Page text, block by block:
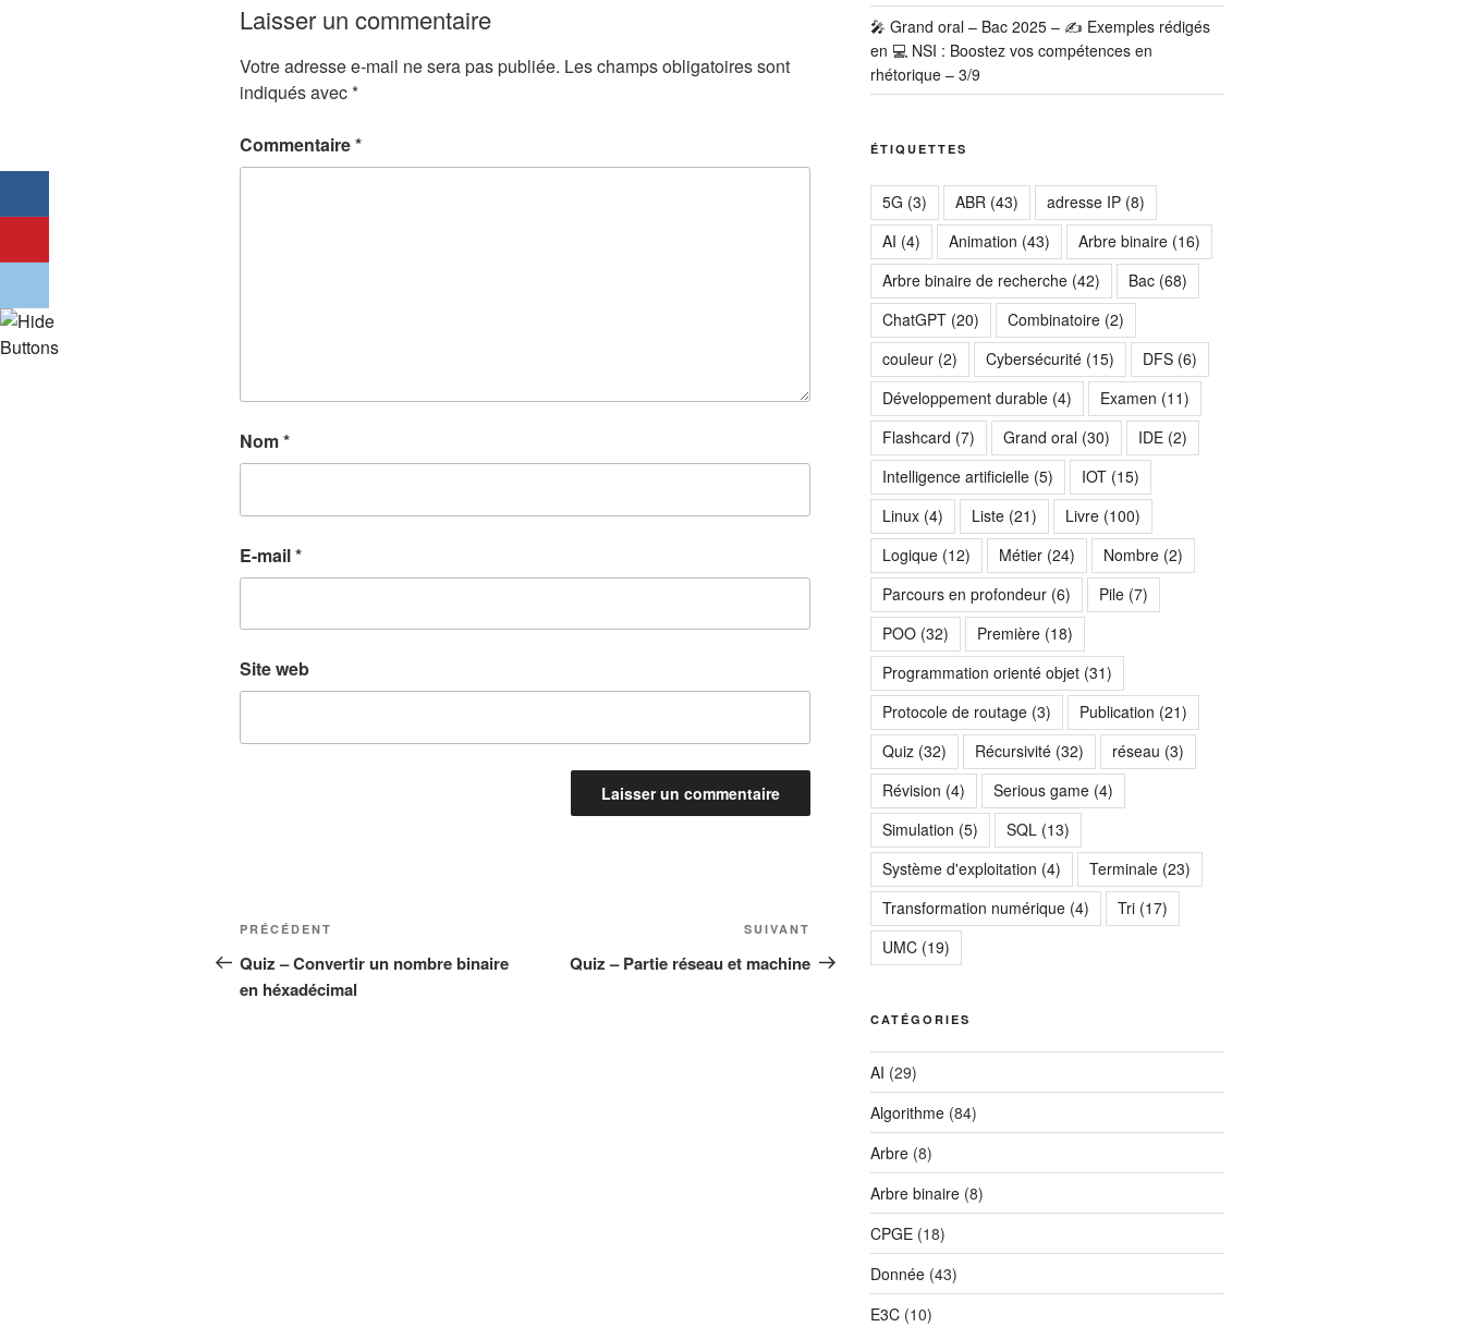
Laisser un commentaire
Votre adresse e-mail ne sera pas publiée. Les champs obligatoires sont
indiqués avec*
Commentaire*
Nom*
E-mail*
Site web
Navigation
de
l’article
Article
précédent
PRÉCÉDENT
Quiz – Convertir un nombre binaire
en héxadécimal
suivant
SUIVANT
Quiz – Partie réseau et machine
🎤 Grand oral – Bac 2025 – ✍️ Exemples rédigés
en 💻 NSI : Boostez vos compétences en
rhétorique – 3/9
ÉTIQUETTES
5G (3) ABR(43) adresse IP(8)
AI (4) Animation (43) Arbre binaire(16)
Arbre binaire de recherche(42) Bac(68)
ChatGPT(20) Combinatoire(2)
couleur(2) Cybersécurité(15) DFS(6)
Développement durable(4) Examen (11)
Flashcard (7) Grand oral(30) IDE(2)
Intelligence artificielle(5) IOT(15)
Linux(4) Liste(21) Livre(100)
Logique(12) Métier(24) Nombre(2)
Parcours en profondeur(6) Pile(7)
POO(32) Première(18)
Programmation orienté objet(31)
Protocole de routage(3) Publication (21)
Quiz(32) Récursivité(32) réseau (3)
Révision (4) Serious game(4)
Simulation (5) SQL(13)
Système d'exploitation (4) Terminale(23)
Transformation numérique(4) Tri(17)
UMC(19)
CATÉGORIES
AI (29)
Algorithme(84)
Arbre(8)
Arbre binaire(8)
CPGE(18)
Donnée(43)
E3C(10)